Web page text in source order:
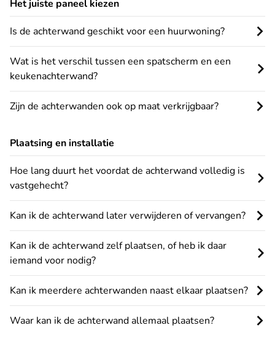
Het juiste paneel kiezen
Is de achterwand geschikt voor een huurwoning?
Wat is het verschil tussen een spatscherm en een
keukenachterwand?
Zijn de achterwanden ook op maat verkrijgbaar?
Plaatsing en installatie
Hoe lang duurt het voordat de achterwand volledig is
vastgehecht?
Kan ik de achterwand later verwijderen of vervangen?
Kan ik de achterwand zelf plaatsen, of heb ik daar
iemand voor nodig?
Kan ik meerdere achterwanden naast elkaar plaatsen?
Waar kan ik de achterwand allemaal plaatsen?